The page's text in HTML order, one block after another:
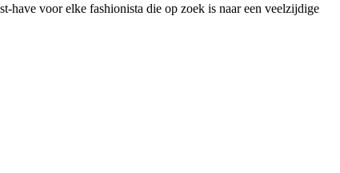
have voor elke fashionista die op zoek is naar een veelzijdige